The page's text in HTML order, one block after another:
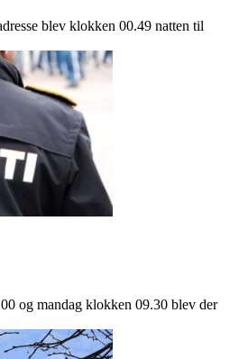
blev klokken 00.49 natten til
og mandag klokken 09.30 blev der